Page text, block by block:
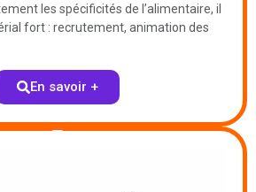
les spécificités de l’alimentaire, il
fort : recrutement, animation des
En savoir +